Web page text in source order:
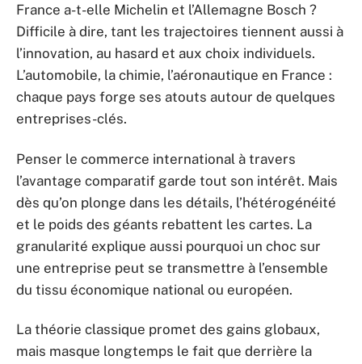
France a-t-elle Michelin et l’Allemagne Bosch ?
Difficile à dire, tant les trajectoires tiennent aussi à
l’innovation, au hasard et aux choix individuels.
L’automobile, la chimie, l’aéronautique en France :
chaque pays forge ses atouts autour de quelques
entreprises-clés.
Penser le commerce international à travers
l’avantage comparatif garde tout son intérêt. Mais
dès qu’on plonge dans les détails, l’hétérogénéité
et le poids des géants rebattent les cartes. La
granularité explique aussi pourquoi un choc sur
une entreprise peut se transmettre à l’ensemble
du tissu économique national ou européen.
La théorie classique promet des gains globaux,
mais masque longtemps le fait que derrière la